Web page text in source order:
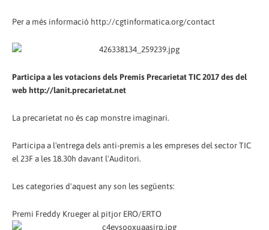
Per a més informació http://cgtinformatica.org/contact
Participa a les votacions dels Premis Precarietat TIC 2017 des del
web http://lanit.precarietat.net
La precarietat no és cap monstre imaginari.
Participa a l'entrega dels anti-premis a les empreses del sector TIC
el 23F a les 18.30h davant l'Auditori.
Les categories d'aquest any son les següents:
Premi Freddy Krueger al pitjor ERO/ERTO